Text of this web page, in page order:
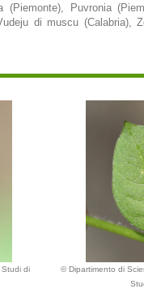
Puvronia
di muscu (Calabria),
di
© Dipartimento di